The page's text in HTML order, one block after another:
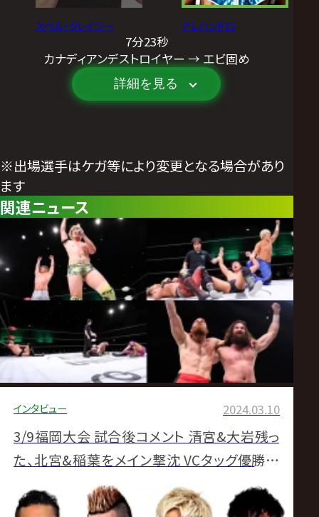
スペル・クレイジー アレハンドロ
7分23秒
カナディアンデストロイヤー → エビ固め
詳細を見る
※出場選手はケガ等により変更となる場合があり
ます
関連ニュース
インタビュー 2024.03.10
3/9福岡大会 試合後コメント 清宮&大岩残っ
た、北宮&稲葉をメイン撃沈 VCタッグ優勝争
い実質4チームで最終戦へ